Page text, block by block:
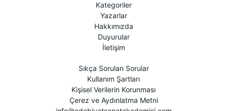
Kategoriler
Yazarlar
Hakkımızda
Duyurular
İletişim
Sıkça Sorulan Sorular
Kullanım Şartları
Kişisel Verilerin Korunması
Çerez ve Aydınlatma Metni